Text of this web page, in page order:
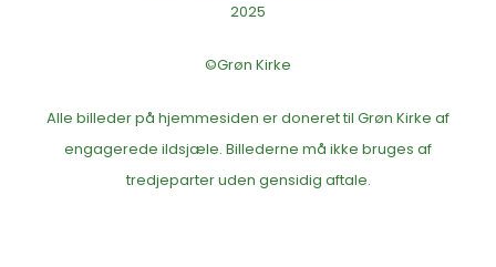
2025
©Grøn Kirke
Alle billeder på hjemmesiden er doneret til Grøn Kirke af
engagerede ildsjæle. Billederne må ikke bruges af
tredjeparter uden gensidig aftale.